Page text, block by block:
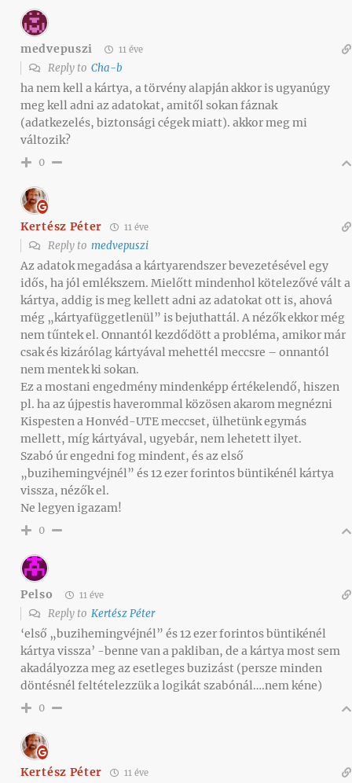
medvepuszi 11 éve
Reply to Cha-b
ha nem kell a kártya, a törvény alapján akkor is ugyanúgy
meg kell adni az adatokat, amitől sokan fáznak
(adatkezelés, biztonsági cégek miatt). akkor meg mi
változik?
0
Kertész Péter 11 éve
Reply to medvepuszi
Az adatok megadása a kártyarendszer bevezetésével egy
idős, ha jól emlékszem. Mielőtt mindenhol kötelezővé vált a
kártya, addig is meg kellett adni az adatokat ott is, ahová
még „kártyafüggetlenül” is bejuthattál. A nézők ekkor még
nem tűntek el. Onnantól kezdődött a probléma, amikor már
csak és kizárólag kártyával mehettél meccsre – onnantól
nem mentek ki sokan.
Ez a mostani engedmény mindenképp értékelendő, hiszen
pl. ha az újpestis haverommal közösen akarom megnézni
Kispesten a Honvéd-UTE meccset, ülhetünk egymás
mellett, míg kártyával, ugyebár, nem lehetett ilyet.
Szabó úr engedni fog mindent, és az első
„buzihemingvéjnél” és 12 ezer forintos büntikénél kártya
vissza, nézők el.
Ne legyen igazam!
0
Pelso 11 éve
Reply to Kertész Péter
‘első „buzihemingvéjnél” és 12 ezer forintos büntikénél
kártya vissza’ -benne van a pakliban, de a kártya most sem
akadályozza meg az esetleges buzizást (persze minden
döntésnél feltételezzük a logikát szabónál….nem kéne)
0
Kertész Péter 11 éve